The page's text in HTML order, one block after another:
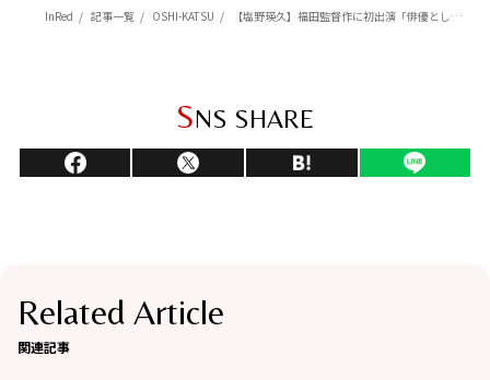
InRed 記事一覧 OSHI-KATSU 【塩野瑛久】福田監督作に初出演「俳優として“この時が来た”って感じでうれしかった」映画『SAKAMOTO DAYS』インタビュー
SNS SHARE
Related Article
関連記事